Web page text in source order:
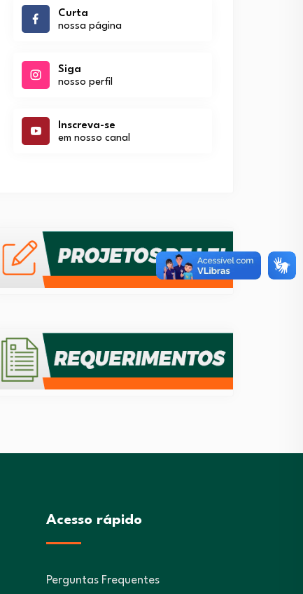
Curta
nossa página
Siga
nosso perfil
Inscreva-se
em nosso canal
Acesso rápido
Perguntas Frequentes